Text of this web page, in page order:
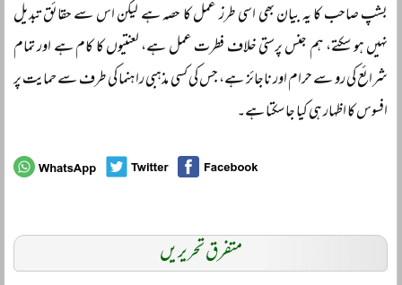
بشپ صاحب کا یہ بیان بھی اسی طرز عمل کا حصہ ہے لیکن اس سے حقائق تبدیل
نہیں ہو سکتے، ہم جنس پرستی خلاف فطرت عمل ہے، لعنتیوں کا کام ہے اور تمام
شرائع کی رو سے حرام اور ناجائز ہے، جس کی کسی مذہبی راہنما کی طرف سے حمایت پر
افسوس کا اظہار ہی کیا جا سکتا ہے۔
متفرق تحریریں